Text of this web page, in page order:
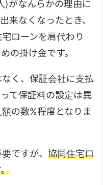
)がなんらかの理由に
来なくなったとき、
ローンを肩代わり
の掛け金です。
く、保証会社に支払
て保証料の設定は異
の数%程度となりま
ですが、 協同住宅ロ